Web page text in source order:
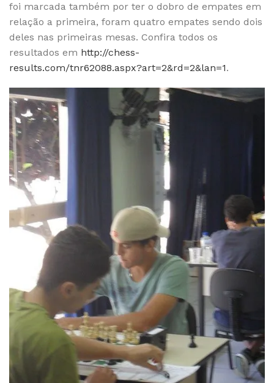
foi marcada também por ter o dobro de empates em
relação a primeira, foram quatro empates sendo dois
deles nas primeiras mesas. Confira todos os
resultados em http://chess-
results.com/tnr62088.aspx?art=2&rd=2&lan=1.